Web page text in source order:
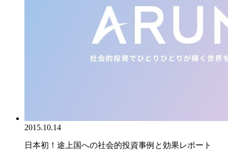
2015.10.14
日本初！途上国への社会的投資事例と効果レポート